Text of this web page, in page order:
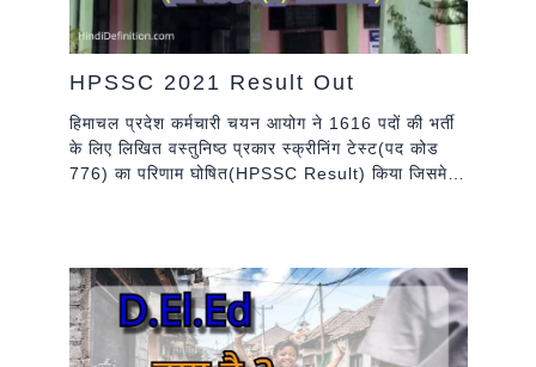
HPSSC 2021 Result Out
हिमाचल प्रदेश कर्मचारी चयन आयोग ने 1616 पदों की भर्ती
के लिए लिखित वस्तुनिष्ठ प्रकार स्क्रीनिंग टेस्ट(पद कोड
776) का परिणाम घोषित(HPSSC Result) किया जिसमे…